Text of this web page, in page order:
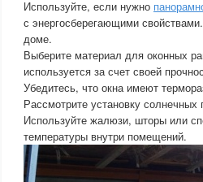
Используйте, если нужно
с энергосберегающими
доме.
Выберите материал для оконных
используется за счет своей
Убедитесь, что окна имеют
Рассмотрите установку
Используйте жалюзи, шторы или
температуры внутри помещений.